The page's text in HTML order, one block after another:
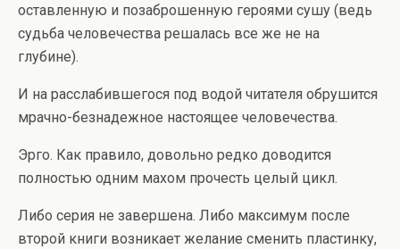
оставленную и позаброшенную героями сушу (ведь
судьба человечества решалась все же не на
глубине).
И на расслабившегося под водой читателя обрушится
мрачно-безнадежное настоящее человечества.
Эрго. Как правило, довольно редко доводится
полностью одним махом прочесть целый цикл.
Либо серия не завершена. Либо максимум после
второй книги возникает желание сменить пластинку,